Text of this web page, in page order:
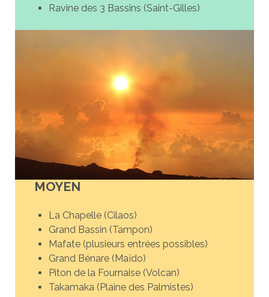
Ravine des 3 Bassins (Saint-Gilles)
MOYEN
La Chapelle (Cilaos)
Grand Bassin (Tampon)
Mafate (plusieurs entrées possibles)
Grand Bénare (Maïdo)
Piton de la Fournaise (Volcan)
Takamaka (Plaine des Palmistes)